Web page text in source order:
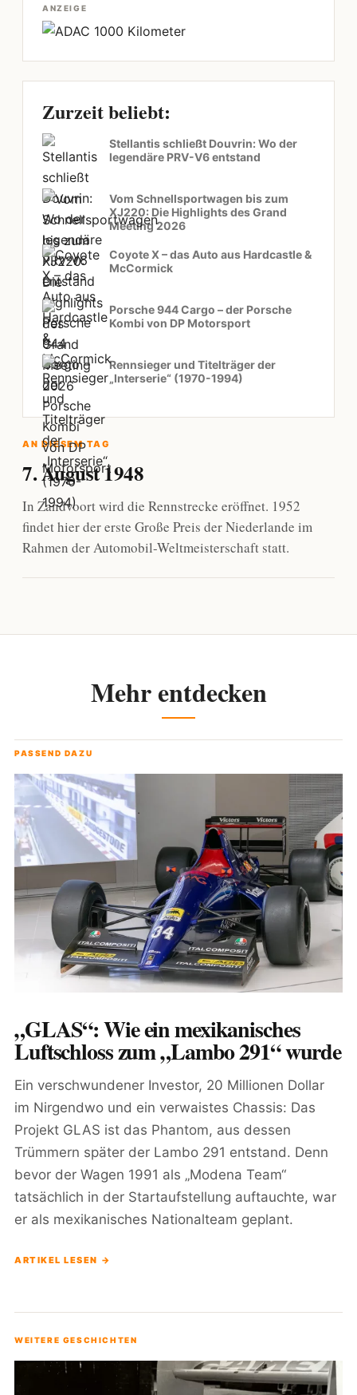
ANZEIGE
Zurzeit beliebt:
Stellantis schließt Douvrin: Wo der
legendäre PRV-V6 entstand
Vom Schnellsportwagen bis zum
XJ220: Die Highlights des Grand
Meeting 2026
Coyote X – das Auto aus Hardcastle &
McCormick
Porsche 944 Cargo – der Porsche
Kombi von DP Motorsport
Rennsieger und Titelträger der
„Interserie“ (1970-1994)
AN DIESEM TAG
7. August 1948
In Zandvoort wird die Rennstrecke eröffnet. 1952
findet hier der erste Große Preis der Niederlande im
Rahmen der Automobil-Weltmeisterschaft statt.
Mehr entdecken
PASSEND DAZU
„GLAS“: Wie ein mexikanisches
Luftschloss zum „Lambo 291“ wurde
Ein verschwundener Investor, 20 Millionen Dollar
im Nirgendwo und ein verwaistes Chassis: Das
Projekt GLAS ist das Phantom, aus dessen
Trümmern später der Lambo 291 entstand. Denn
bevor der Wagen 1991 als „Modena Team“
tatsächlich in der Startaufstellung auftauchte, war
er als mexikanisches Nationalteam geplant.
ARTIKEL LESEN →
WEITERE GESCHICHTEN